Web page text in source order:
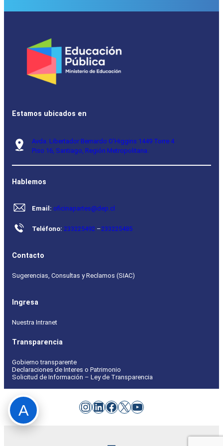
Estamos ubicados en
Avda. Libertador Bernardo O’Higgins 1449 Torre 4
Piso 16, Santiago, Región Metropolitana.
Hablemos
Email: oficinapartes@dep.cl
Teléfono: 233225492 –233225485
Contacto
Sugerencias, Consultas y Reclamos (SIAC)
Ingresa
Nuestra Intranet
Transparencia
Gobierno transparente
Declaraciones de Interes o Patrimonio
Solicitud de Información – Ley de Transparencia
Instagram
LinkedIn
Facebook
X YouTube
A